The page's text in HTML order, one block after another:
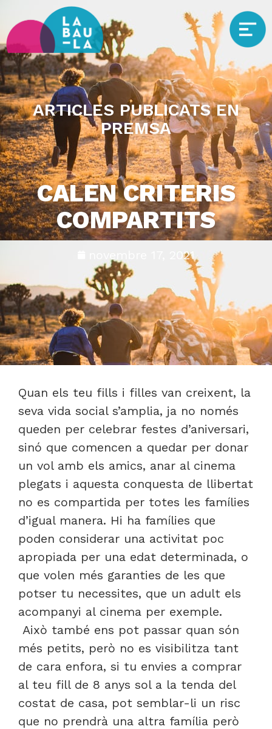
ARTICLES PUBLICATS EN
PREMSA
CALEN CRITERIS
COMPARTITS
novembre 17, 2021
Quan els teu fills i filles van creixent, la
seva vida social s’amplia, ja no només
queden per celebrar festes d’aniversari,
sinó que comencen a quedar per donar
un vol amb els amics, anar al cinema
plegats i aquesta conquesta de llibertat
no es compartida per totes les famílies
d’igual manera. Hi ha famílies que
poden considerar una activitat poc
apropiada per una edat determinada, o
que volen més garanties de les que
potser tu necessites, que un adult els
acompanyi al cinema per exemple.
Això també ens pot passar quan són
més petits, però no es visibilitza tant
de cara enfora, si tu envies a comprar
al teu fill de 8 anys sol a la tenda del
costat de casa, pot semblar-li un risc
que no prendrà una altra família però